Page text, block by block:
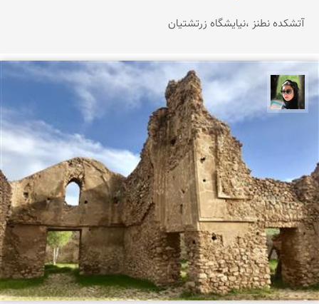
آتشکده نطنز ،نیایشگاه زرتشتيان